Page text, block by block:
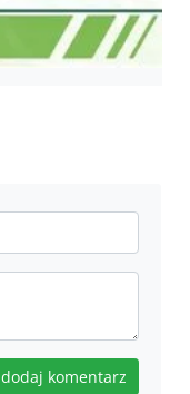
dodaj komentarz